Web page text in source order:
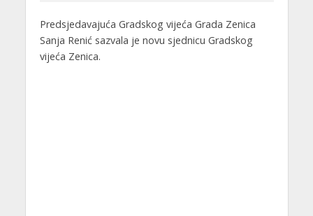
Predsjedavajuća Gradskog vijeća Grada Zenica
Sanja Renić sazvala je novu sjednicu Gradskog
vijeća Zenica.